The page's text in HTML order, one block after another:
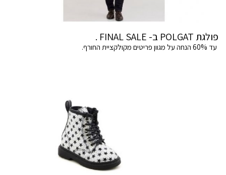
פולגת POLGAT ב- FINAL SALE .
עד 60% הנחה על מגוון פריטים מקולקציית החורף.